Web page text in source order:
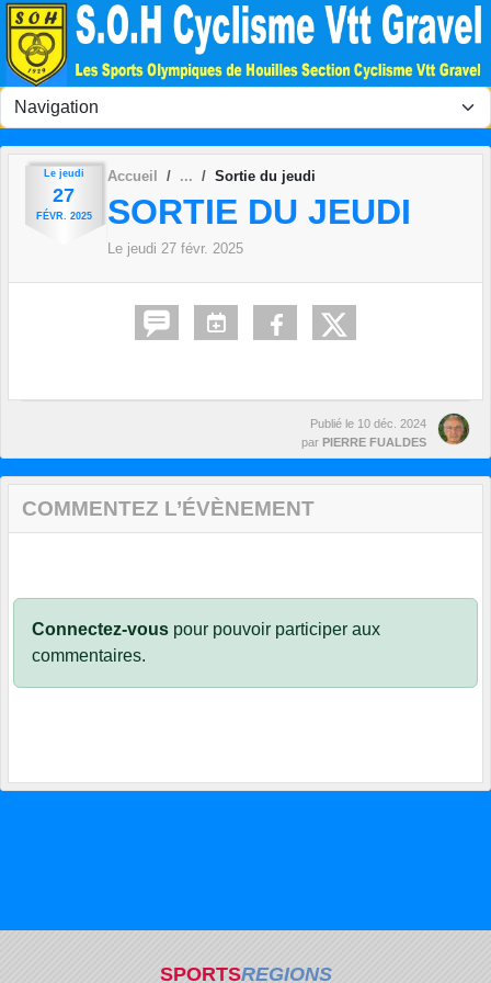
Le jeudi
27
FÉVR. 2025
Accueil Sortie du jeudi
SORTIE DU JEUDI
Le jeudi 27 févr. 2025
Publié le 10 déc. 2024
par PIERRE FUALDES
COMMENTEZ L’ÉVÈNEMENT
Connectez-vous pour pouvoir participer aux
commentaires.
SPORTSREGIONS
Panneau de gestion des cookies